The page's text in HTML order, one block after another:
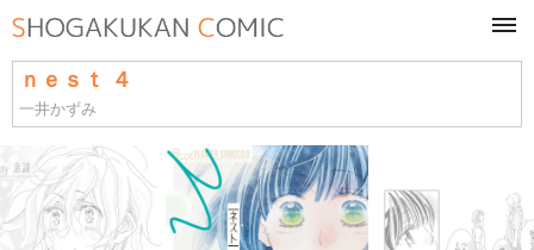
ｎｅｓｔ ４
一井かずみ